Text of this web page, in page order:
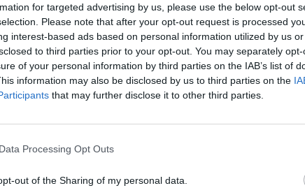
for targeted advertising by us, please use the below opt-out
Please note that after your opt-out request is processed
interest-based ads based on personal information utilized by us
to third parties prior to your opt-out. You may separately
of your personal information by third parties on the IAB’s list of
information may also be disclosed by us to third parties on the
that may further disclose it to other third parties.
Processing Opt Outs
out of the Sharing of my personal data.
„Hegelmann“ neleido
konkurentams
priartėti
J. Lasickas pajuto
gamtos išdaigas:
lietuvio klubo mačas
Konferencijų lygoje –
nutrauktas
sirgaliai neužmiršo ir Lietuvos – „sužadinti